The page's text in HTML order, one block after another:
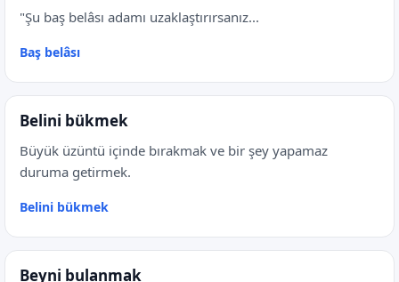
"Şu baş belâsı adamı uzaklaştırırsanız...
Baş belâsı
Belini bükmek
Büyük üzüntü içinde bırakmak ve bir şey yapamaz
duruma getirmek.
Belini bükmek
Beyni bulanmak